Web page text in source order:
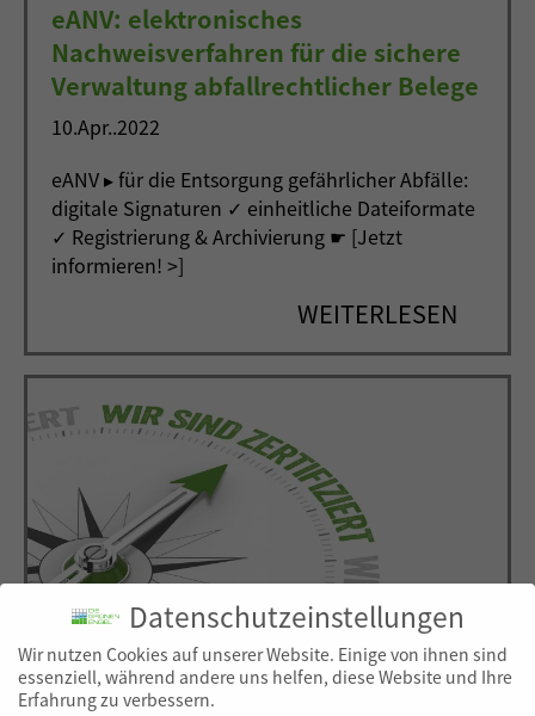
eANV: elektronisches
Nachweisverfahren für die sichere
Verwaltung abfallrechtlicher Belege
10.Apr..2022
eANV ▸ für die Entsorgung gefährlicher Abfälle:
digitale Signaturen ✓ einheitliche Dateiformate
✓ Registrierung & Archivierung ☛ [Jetzt
informieren! >]
WEITERLESEN
Zertifizierte Qualität in Leistung und
Ergebnis
Datenschutzeinstellungen
Wir nutzen Cookies auf unserer Website. Einige von ihnen sind
essenziell, während andere uns helfen, diese Website und Ihre
Erfahrung zu verbessern.